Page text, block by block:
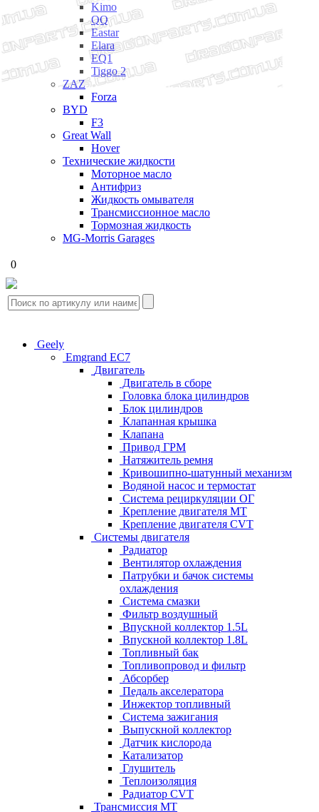
Kimo
QQ
Eastar
Elara
EQ1
Tiggo 2
ZAZ
Forza
BYD
F3
Great Wall
Hover
Технические жидкости
Моторное масло
Антифриз
Жидкость омывателя
Трансмиссионное масло
Тормозная жидкость
MG-Morris Garages
0
Geely
Emgrand EC7
Двигатель
Двигатель в сборе
Головка блока цилиндров
Блок цилиндров
Клапанная крышка
Клапана
Привод ГРМ
Натяжитель ремня
Кривошипно-шатунный механизм
Водяной насос и термостат
Система рециркуляции ОГ
Крепление двигателя MT
Крепление двигателя CVT
Системы двигателя
Радиатор
Вентилятор охлаждения
Патрубки и бачок системы
охлаждения
Система смазки
Фильтр воздушный
Впускной коллектор 1.5L
Впускной коллектор 1.8L
Топливный бак
Топливопровод и фильтр
Абсорбер
Педаль акселератора
Инжектор топливный
Система зажигания
Выпускной коллектор
Датчик кислорода
Катализатор
Глушитель
Теплоизоляция
Радиатор CVT
Трансмиссия MT